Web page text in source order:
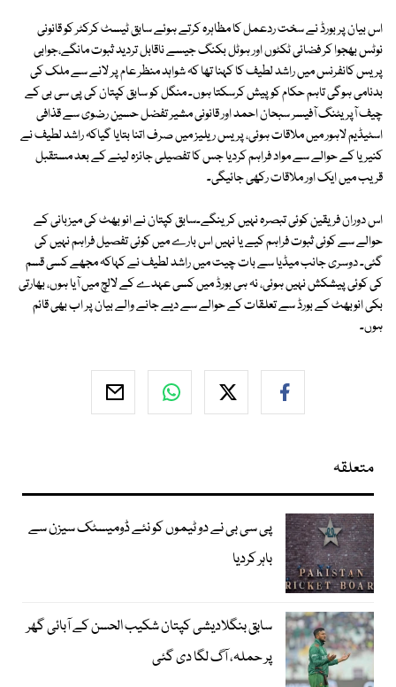
اس بیان پر بورڈ نے سخت ردعمل کا مظاہرہ کرتے ہوئے سابق ٹیسٹ کرکٹر کو قانونی
نوٹس بھجوا کر فضائی ٹکٹوں اور ہوٹل بکنگ جیسے ناقابل تردید ثبوت مانگے،جوابی
پریس کانفرنس میں راشد لطیف کا کہنا تھا کہ شواہد منظر عام پر لانے سے ملک کی
بدنامی ہوگی تاہم حکام کو پیش کرسکتا ہوں۔ منگل کو سابق کپتان کی پی سی بی کے
چیف آپریٹنگ آفیسر سبحان احمد اور قانونی مشیر تفضل حسین رضوی سے قذافی
اسٹیڈیم لاہور میں ملاقات ہوئی، پریس ریلیز میں صرف اتنا بتایا گیاکہ راشد لطیف نے
کنیریا کے حوالے سے مواد فراہم کردیا جس کا تفصیلی جائزہ لینے کے بعد مستقبل
قریب میں ایک اور ملاقات رکھی جائیگی۔
اس دوران فریقین کوئی تبصرہ نہیں کرینگے۔سابق کپتان نے انو بھٹ کی میزبانی کے
حوالے سے کوئی ثبوت فراہم کیے یا نہیں اس بارے میں کوئی تفصیل فراہم نہیں کی
گئی۔ دوسری جانب میڈیا سے بات چیت میں راشد لطیف نے کہاکہ مجھے کسی قسم
کی کوئی پیشکش نہیں ہوئی، نہ ہی بورڈ میں کسی عہدے کے لالچ میں آیا ہوں، بھارتی
بکی انوبھٹ کے بورڈ سے تعلقات کے حوالے سے دیے جانے والے بیان پر اب بھی قائم
ہوں۔
متعلقہ
پی سی بی نے دو ٹیموں کو نئے ڈومیسٹک سیزن سے
باہر کردیا
سابق بنگلادیشی کپتان شکیب الحسن کے آبائی گھر
پر حملہ، آگ لگا دی گئی